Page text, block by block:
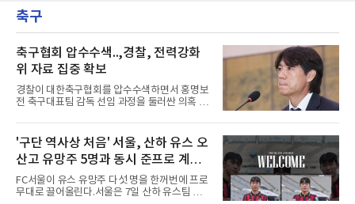
방망이로 존재감을 드러냈다. 지난달 퓨처스리
그 전체에서 가장 많은 20안타를 때
(kt wiz), 조병현(SSG 랜더스)을 지목했다. 그는
KBO리그에 구속과 신체 능력이 좋은 선수가 많
환은 이들이 경기 운영 능력과 경험을 더 쌓으면
메이저리그 진출이 가능하다면서도, 지금보다
한두 단계 성장해야 성공할 수 있다고 강조했다.
김병현도 같은 방향을 짚었다. 그는 김택연과 박
영현을 꼽으며 한국에서는 최고 대우를 받지만
미국은 다르다고 조언했다.
축구
축구협회 압수수색..,경찰, 전력강화
위 자료 집중 확보
경찰이 대한축구협회를 압수수색하면서 홍명보
전 축구대표팀 감독 선임 과정을 둘러싼 의혹 규
비판이 홍 전 감독에게 집중됐지만 경찰의 시선
은 다른 곳을 향한다. 성적 부진과 별개로 선임
과정에 부당함이 있었는지가 수사의 본류다.7일
연합뉴스 취재를 종합하면 서울경찰청 광역수사
단 금융범죄수사대는 전날 축구협회 사무실 등
을 압수수색해 감독 선임 관련 자료를 다수 확보
했다. 특히 감독 후보를 검토해 이사회에 추천하
'구단 역사상 처음' 서울, 산하 유스 오
산고 유망주 5명과 동시 준프로 계
약...ACL2 겨냥
FC서울이 유스 유망주 다섯 명을 한꺼번에 프로
무대로 끌어올린다.서울은 7일 산하 유스팀 서